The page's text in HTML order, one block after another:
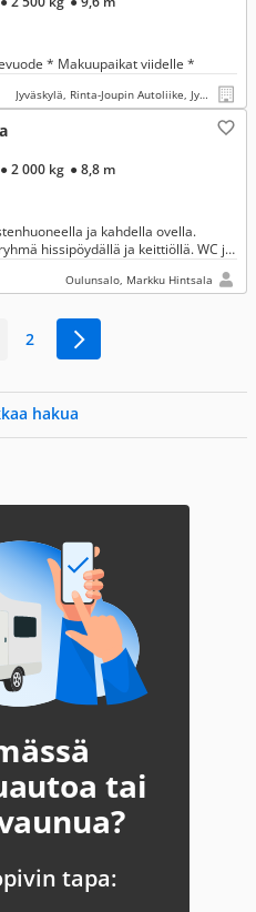
* Makuupaikat viidelle *
Jyväskylä, Rinta-Joupin Autoliike, Jyväskylä
● 2 000 kg ● 8,8 m
ja kahdella ovella.
hissipöydällä ja keittiöllä. WC ja
Oulunsalo, Markku Hintsala
2
hakua
tai
tapa: